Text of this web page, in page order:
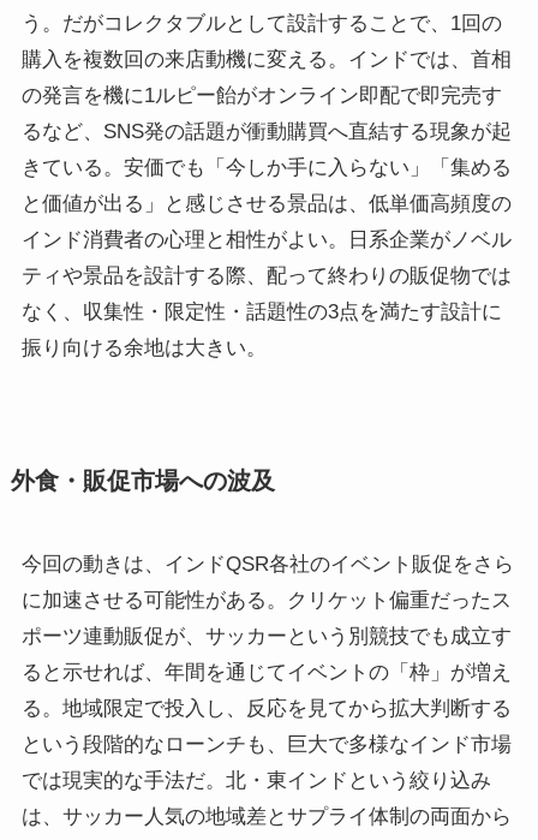
う。だがコレクタブルとして設計することで、1回の
購入を複数回の来店動機に変える。インドでは、首相
の発言を機に1ルピー飴がオンライン即配で即完売す
るなど、SNS発の話題が衝動購買へ直結する現象が起
きている。安価でも「今しか手に入らない」「集める
と価値が出る」と感じさせる景品は、低単価高頻度の
インド消費者の心理と相性がよい。日系企業がノベル
ティや景品を設計する際、配って終わりの販促物では
なく、収集性・限定性・話題性の3点を満たす設計に
振り向ける余地は大きい。
外食・販促市場への波及
今回の動きは、インドQSR各社のイベント販促をさら
に加速させる可能性がある。クリケット偏重だったス
ポーツ連動販促が、サッカーという別競技でも成立す
ると示せれば、年間を通じてイベントの「枠」が増え
る。地域限定で投入し、反応を見てから拡大判断する
という段階的なローンチも、巨大で多様なインド市場
では現実的な手法だ。北・東インドという絞り込み
は、サッカー人気の地域差とサプライ体制の両面から